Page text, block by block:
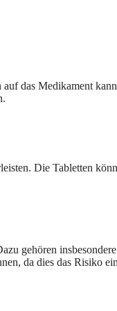
das Medikament
Die Tabletten
gehören
da dies das Risiko